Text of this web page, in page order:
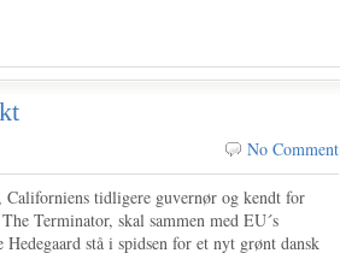
No Comment
Californiens tidligere guvernør og kendt for
Terminator, skal sammen med EU´s
stå i spidsen for et nyt grønt dansk